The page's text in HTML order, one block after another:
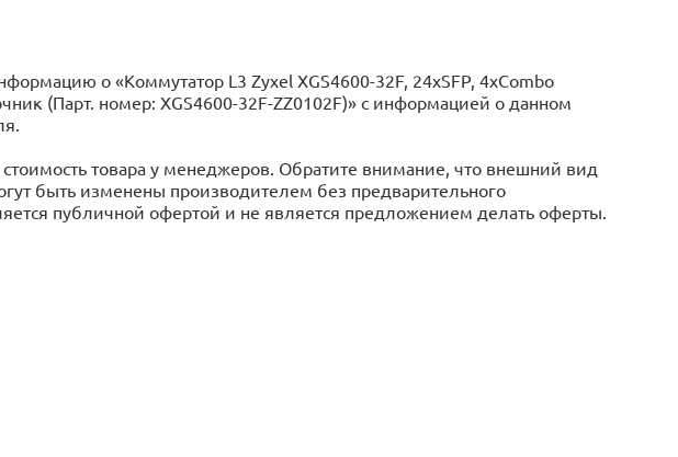
о «Коммутатор L3 Zyxel XGS4600-32F, 24xSFP, 4xCombo
(Парт. номер: XGS4600-32F-ZZ0102F)» с информацией o данном
товара у менеджеров. Обратите внимание, что внешний вид
быть изменены производителем без предварительного
публичной офертой и не является предложением делать оферты.